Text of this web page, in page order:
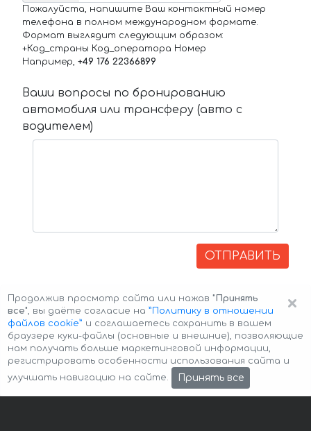
Пожалуйста, напишите Ваш контактный номер
телефона в полном международном формате.
Формат выглядит следующим образом:
+Код_страны Код_оператора Номер
Например, +49 176 22366899
Ваши вопросы по бронированию
автомобиля или трансферу (авто с
водителем)
ОТПРАВИТЬ
Авторские права © 2026 Авто-Аренда Cookie Policy
×
Продолжив просмотр сайта или нажав "Принять
все", вы даёте согласие на ”Политику в отношении
файлов cookie” и соглашаетесь сохранить в вашем
браузере куки-файлы (основные и внешние), позволяющие
нам получать больше маркетинговой информации,
регистрировать особенности использования сайта и
улучшать навигацию на сайте.
Принять все